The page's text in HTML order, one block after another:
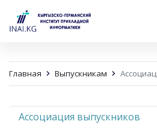
Главная Выпускникам
Ассоциация выпускников